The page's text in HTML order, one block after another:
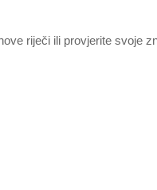
riječi ili provjerite svoje